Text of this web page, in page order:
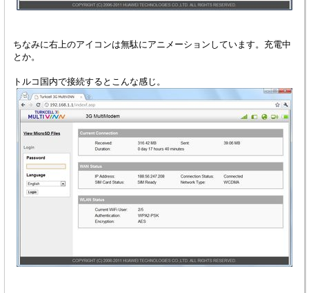
ちなみに右上のアイコンは無駄にアニメーションしています。充電中
とか。
トルコ国内で接続するとこんな感じ。